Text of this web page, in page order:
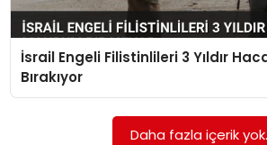
SIYASET
MAGAZIN
İsrail Engeli Filistinlileri 3 Yıldır
Bırakıyor
Daha fazla içerik